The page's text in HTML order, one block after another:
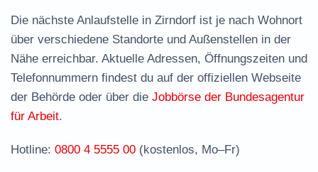
Termin vereinbaren und Bürgergeld beantragen
Jobcenter Fürth – zuständige Stelle
Stellenangebote und Jobbörse in Zirndorf
Häufige Fragen rund ums Jobcenter
Die nächste Anlaufstelle in Zirndorf ist je nach Wohnort
über verschiedene Standorte und Außenstellen in der
Nähe erreichbar. Aktuelle Adressen, Öffnungszeiten und
Telefonnummern findest du auf der offiziellen Webseite
der Behörde oder über die Jobbörse der Bundesagentur
für Arbeit.
Hotline: 0800 4 5555 00 (kostenlos, Mo–Fr)